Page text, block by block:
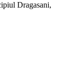
Dragasani,